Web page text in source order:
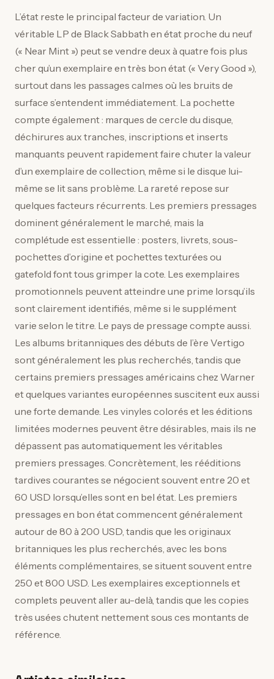
L’état reste le principal facteur de variation. Un
véritable LP de Black Sabbath en état proche du neuf
(« Near Mint ») peut se vendre deux à quatre fois plus
cher qu’un exemplaire en très bon état (« Very Good »),
surtout dans les passages calmes où les bruits de
surface s’entendent immédiatement. La pochette
compte également : marques de cercle du disque,
déchirures aux tranches, inscriptions et inserts
manquants peuvent rapidement faire chuter la valeur
d’un exemplaire de collection, même si le disque lui-
même se lit sans problème. La rareté repose sur
quelques facteurs récurrents. Les premiers pressages
dominent généralement le marché, mais la
complétude est essentielle : posters, livrets, sous-
pochettes d’origine et pochettes texturées ou
gatefold font tous grimper la cote. Les exemplaires
promotionnels peuvent atteindre une prime lorsqu’ils
sont clairement identifiés, même si le supplément
varie selon le titre. Le pays de pressage compte aussi.
Les albums britanniques des débuts de l’ère Vertigo
sont généralement les plus recherchés, tandis que
certains premiers pressages américains chez Warner
et quelques variantes européennes suscitent eux aussi
une forte demande. Les vinyles colorés et les éditions
limitées modernes peuvent être désirables, mais ils ne
dépassent pas automatiquement les véritables
premiers pressages. Concrètement, les rééditions
tardives courantes se négocient souvent entre 20 et
60 USD lorsqu’elles sont en bel état. Les premiers
pressages en bon état commencent généralement
autour de 80 à 200 USD, tandis que les originaux
britanniques les plus recherchés, avec les bons
éléments complémentaires, se situent souvent entre
250 et 800 USD. Les exemplaires exceptionnels et
complets peuvent aller au-delà, tandis que les copies
très usées chutent nettement sous ces montants de
référence.